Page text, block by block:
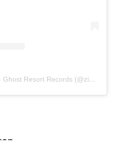
Ein Beitrag geteilt von ZvZ - Ghost Resort Records (@ziggie_vo_zueri)